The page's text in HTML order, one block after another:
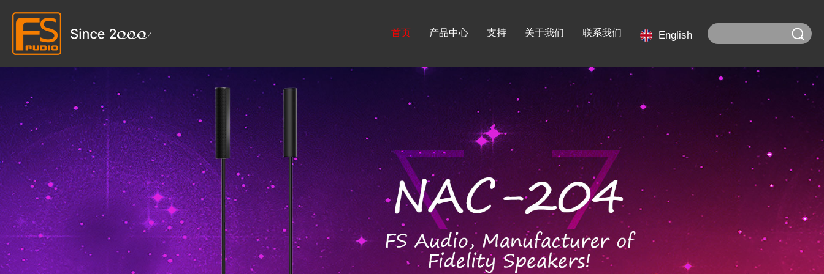
首页 产品中心 支持 关于我们 联系我们 English